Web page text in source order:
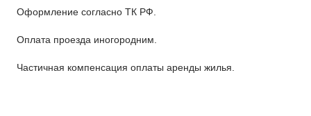
Оформление согласно ТК РФ.
Оплата проезда иногородним.
Частичная компенсация оплаты аренды жилья.